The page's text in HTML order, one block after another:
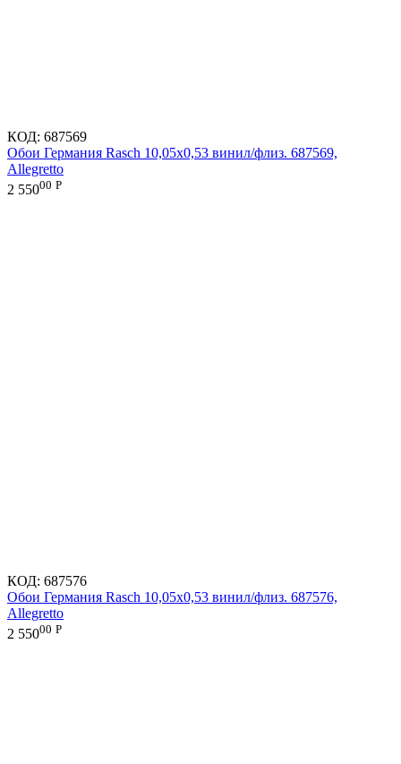
КОД: 687569
Обои Германия Rasch 10,05x0,53 винил/флиз. 687569,
Allegretto
2 55000 Р
КОД: 687576
Обои Германия Rasch 10,05x0,53 винил/флиз. 687576,
Allegretto
2 55000 Р